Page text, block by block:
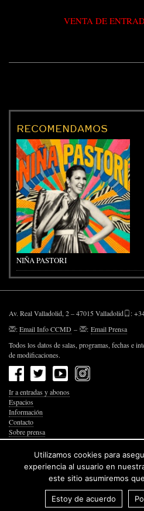
VENTA DE
RECOMENDAMOS
NIÑA PASTORI
Av. Real Valladolid, 2 – 47015 Valladolid
:
:Email Info CCMD – : Email Prensa
Todos los datos de salas, programas, fechas e
de modificaciones.
Ir a entradas y abonos
Espacios
Información
Contacto
Sobre prensa
Política de Privacidad
Política de Cookies
Accesibilidad Web
© 2026 Junta de
Utilizamos cookies para
experiencia al usuario en
este sitio asumiremos
Estoy de acuerdo